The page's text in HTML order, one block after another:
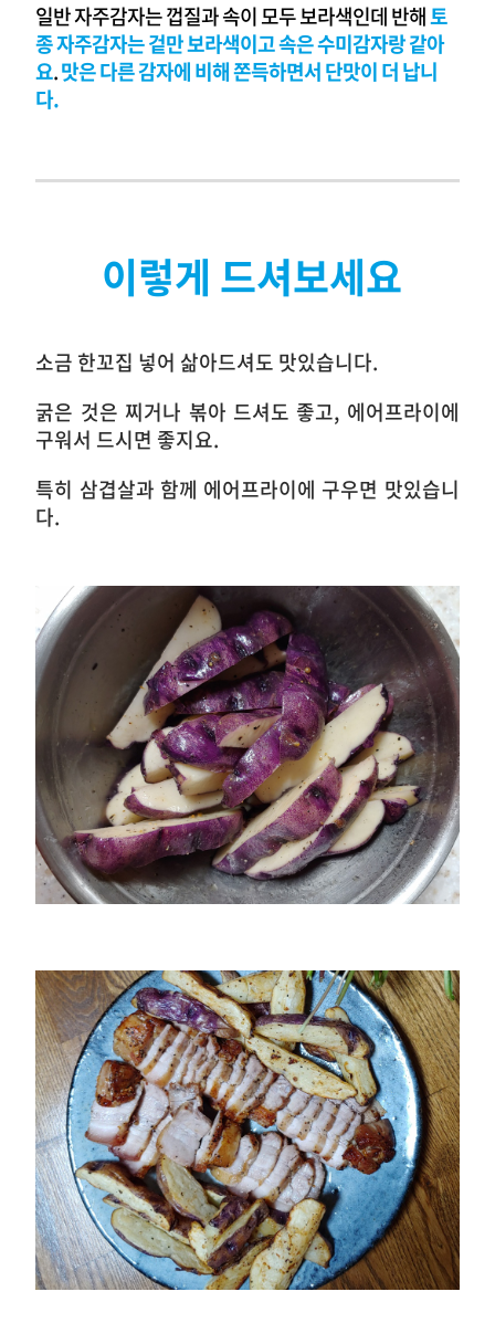
일반 자주감자는 껍질과 속이 모두 보라색인데 반해토
종 자주감자는 겉만 보라색이고 속은 수미감자랑 같아
요.맛은 다른 감자에 비해 쫀득하면서 단맛이 더 납니
다.
이렇게 드셔보세요
소금 한꼬집 넣어 삶아드셔도 맛있습니다.
굵은 것은 찌거나 볶아 드셔도 좋고, 에어프라이에
구워서 드시면 좋지요.
특히 삼겹살과 함께 에어프라이에 구우면 맛있습니
다.